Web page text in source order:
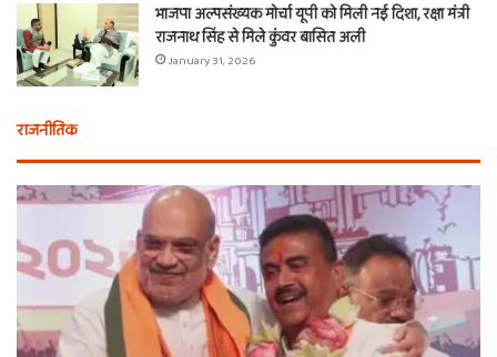
भाजपा अल्पसंख्यक मोर्चा यूपी को मिली नई दिशा, रक्षा मंत्री
राजनाथ सिंह से मिले कुंवर बासित अली
January 31, 2026
राजनीतिक